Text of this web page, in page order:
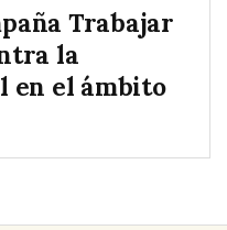
Trabajar
la
en el ámbito